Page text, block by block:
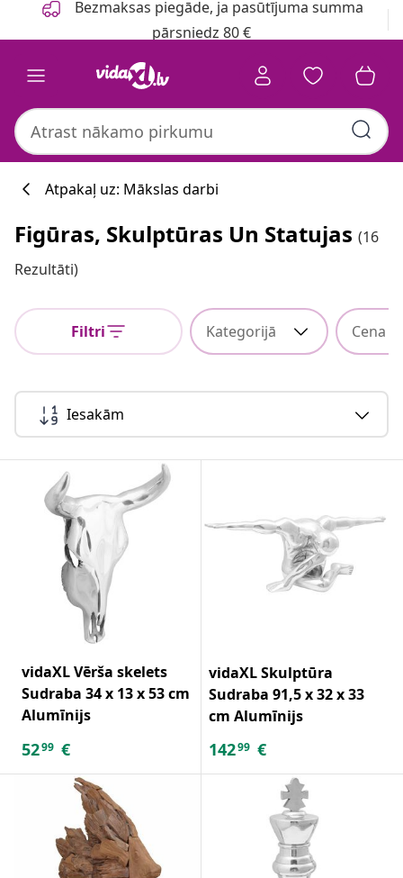
Bezmaksas piegāde, ja pasūtījuma summa
pārsniedz 80 €
Atpakaļ uz: Mākslas darbi
Figūras, Skulptūras Un Statujas (16
Rezultāti)
Filtri Kategorijā Cena
Iesakām
vidaXL Vērša skelets
Sudraba 34 x 13 x 53 cm
Alumīnijs
5299 €
vidaXL Skulptūra
Sudraba 91,5 x 32 x 33
cm Alumīnijs
14299 €